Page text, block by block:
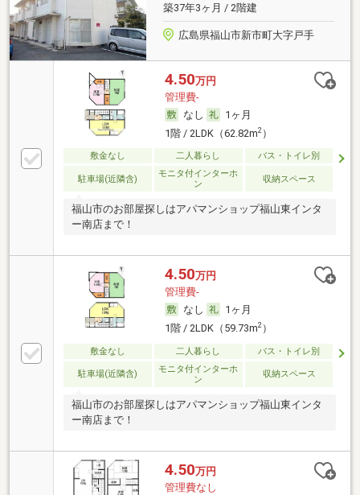
築37年3ヶ月 / 2階建
広島県福山市新市町大字戸手
4.50万円
管理費-
なし
1ヶ月
1階 / 2LDK（62.82m2）
敷金なし 二人暮らし バス・トイレ別
駐車場(近隣含)
モニタ付インターホ
ン
収納スペース
福山市のお部屋探しはアパマンショップ福山東インタ
ー南店まで！
4.50万円
管理費-
なし
1ヶ月
1階 / 2LDK（59.73m2）
敷金なし 二人暮らし バス・トイレ別
駐車場(近隣含)
モニタ付インターホ
ン
収納スペース
福山市のお部屋探しはアパマンショップ福山東インタ
ー南店まで！
4.50万円
管理費なし